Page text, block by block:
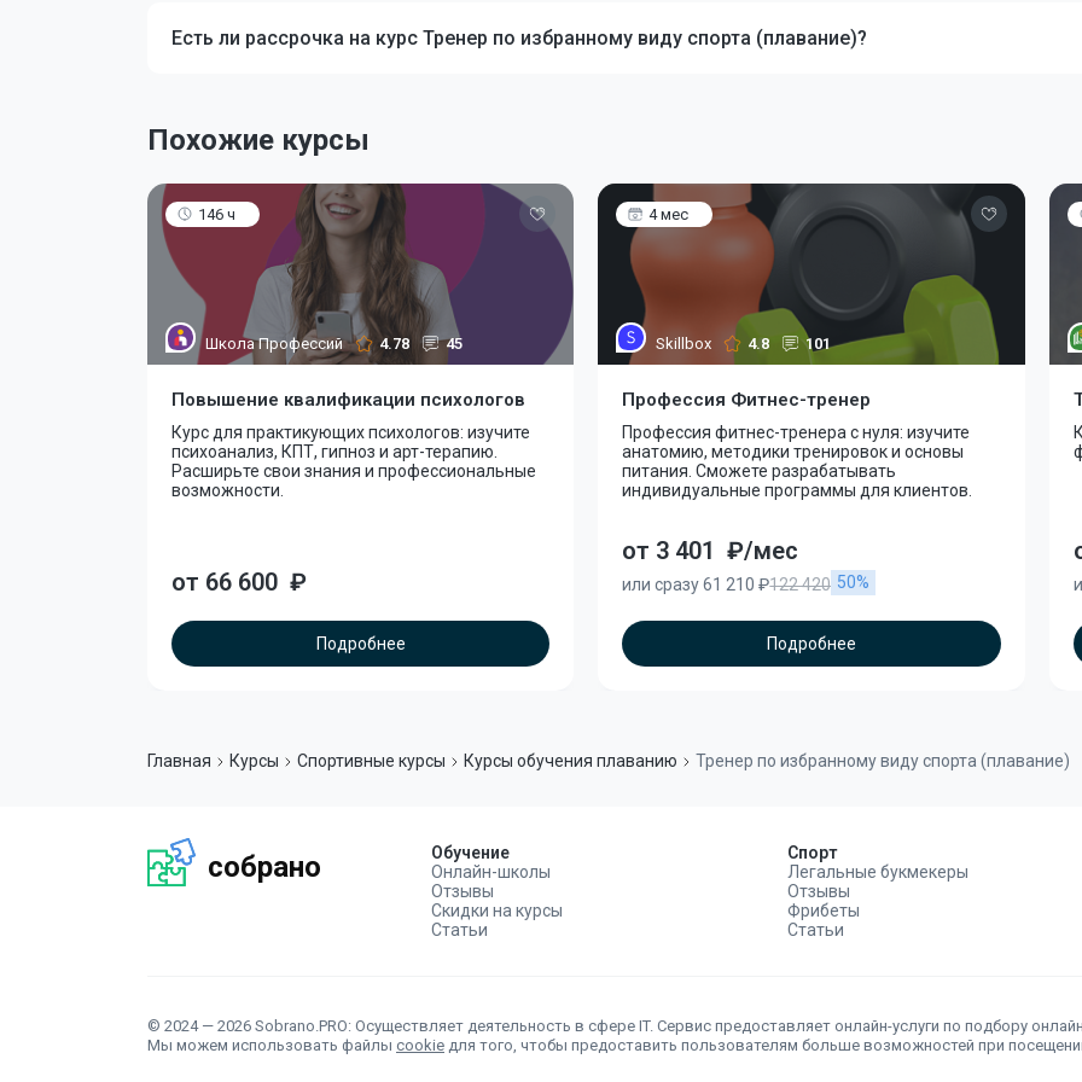
Есть ли рассрочка на курс Тренер по избранному виду спорта (плавание)?
Похожие курсы
146 ч
Школа Профессий 4.78 45
Повышение квалификации психологов
Курс для практикующих психологов: изучите
психоанализ, КПТ, гипноз и арт-терапию.
Расширьте свои знания и профессиональные
возможности.
от 66 600 ₽
Подробнее
4 мес
Skillbox 4.8 101
Профессия Фитнес-тренер
Профессия фитнес-тренера с нуля: изучите
анатомию, методики тренировок и основы
питания. Сможете разрабатывать
индивидуальные программы для клиентов.
от 3 401 ₽/мес
или сразу 61 210 ₽122 420 50%
Подробнее
Главная Курсы Спортивные курсы Курсы обучения плаванию Тренер по избранному виду спорта (плавание)
собрано
Обучение
Онлайн-школы
Отзывы
Скидки на курсы
Статьи
Спорт
Легальные букмекеры
Отзывы
Фрибеты
Статьи
© 2024 — 2026 Sobrano.PRO: Осуществляет деятельность в сфере IT. Сервис предоставляет онлайн-услуги по подбору
Мы можем использовать файлы cookie для того, чтобы предоставить пользователям больше возможностей при